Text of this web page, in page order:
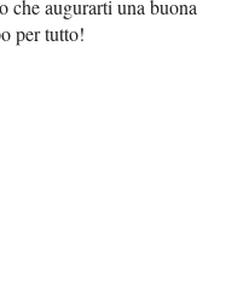
che augurarti una buona
per tutto!